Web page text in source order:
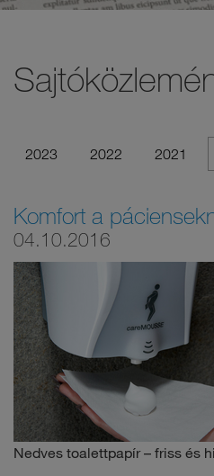
2023 2022 2021
Komfort a
04.10.2016
Nedves toalettpapír – friss és